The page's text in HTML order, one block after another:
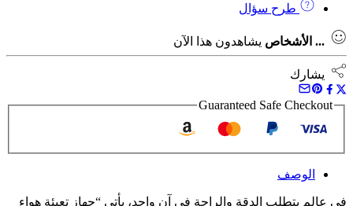
طرح سؤال
... الأشخاص يشاهدون هذا الآن
يشارك
Guaranteed Safe Checkout
الوصف
في عالم يتطلب الدقة والراحة في آنٍ واحد، يأتي “جهاز تعبئة هواء